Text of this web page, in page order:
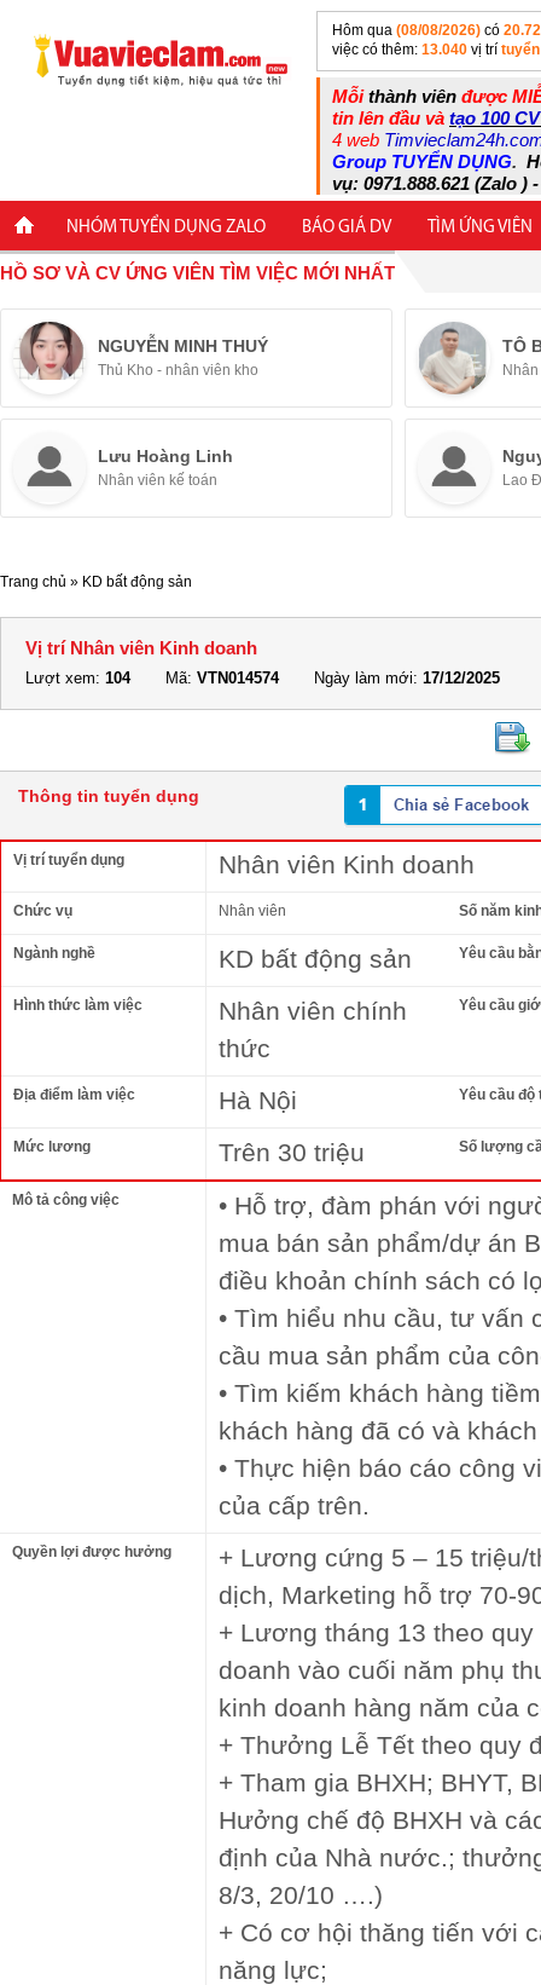
Hôm qua (08/08/2026) có
việc có thêm: 13.040 vị trí
Mỗithành viên được
tin lên đầu và tạo 100
4 web
Group TUYỂN DỤNG.
vụ: 0971.888.621 (Zalo )
NHÓM TUYỂN DỤNG ZALO BÁO GIÁ DV TÌM ỨNG VIÊN
HỒ SƠ VÀ CV ỨNG VIÊN TÌM VIỆC MỚI NHẤT
NGUYỄN MINH THUÝ
Thủ Kho - nhân viên kho
TÔ
Lưu Hoàng Linh
Nhân viên kế toán Lao
Trang chủ » KD bất động sản
Vị trí Nhân viên Kinh doanh
Lượt xem: 104 Mã: VTN014574 Ngày làm mới: 17/12/2025
Thông tin tuyển dụng
Vị trí tuyển dụng Nhân viên Kinh doanh
Chức vụ Nhân viên Số năm
Ngành nghề KD bất động sản Yêu cầu
Hình thức làm việc
Nhân viên chính
thức
Yêu cầu
Địa điểm làm việc Hà Nội Yêu cầu độ
Mức lương Trên 30 triệu Số lượng
Mô tả công việc
• Hỗ trợ, đàm phán với
mua bán sản phẩm/dự án
điều khoản chính sách có
• Tìm hiểu nhu cầu, tư vấn
cầu mua sản phẩm của
• Tìm kiếm khách hàng
khách hàng đã có và
• Thực hiện báo cáo công
của cấp trên.
Quyền lợi được hưởng
+ Lương cứng 5 – 15 triệu/
dịch, Marketing hỗ trợ 70-
+ Lương tháng 13 theo
doanh vào cuối năm phụ
kinh doanh hàng năm của
+ Thưởng Lễ Tết theo quy
+ Tham gia BHXH; BHYT,
Hưởng chế độ BHXH và
định của Nhà nước.;
8/3, 20/10 ….)
+ Có cơ hội thăng tiến với
năng lực;